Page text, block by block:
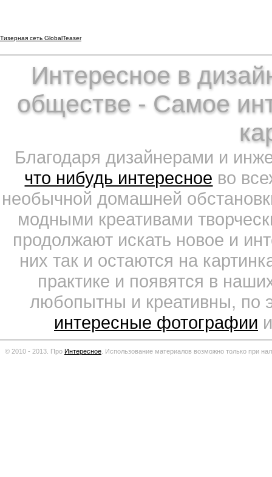
Тизерная сеть GlobalTeaser
Интересное в
обществе - Самое
Благодаря дизайнерами и
что нибудь интересное во
необычной домашней
модными креативами
продолжают искать новое и
них так и остаются на
практике и появятся в
любопытны и креативны, по
интересные фотографии
© 2010 - 2013. Про Интересное Использование материалов возможно только при